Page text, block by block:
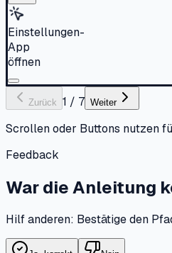
Einstellungen-
App
öffnen
Zurück 1 / 7 Weiter
Scrollen oder Buttons nutzen
Feedback
War die Anleitung
Hilf anderen: Bestätige den